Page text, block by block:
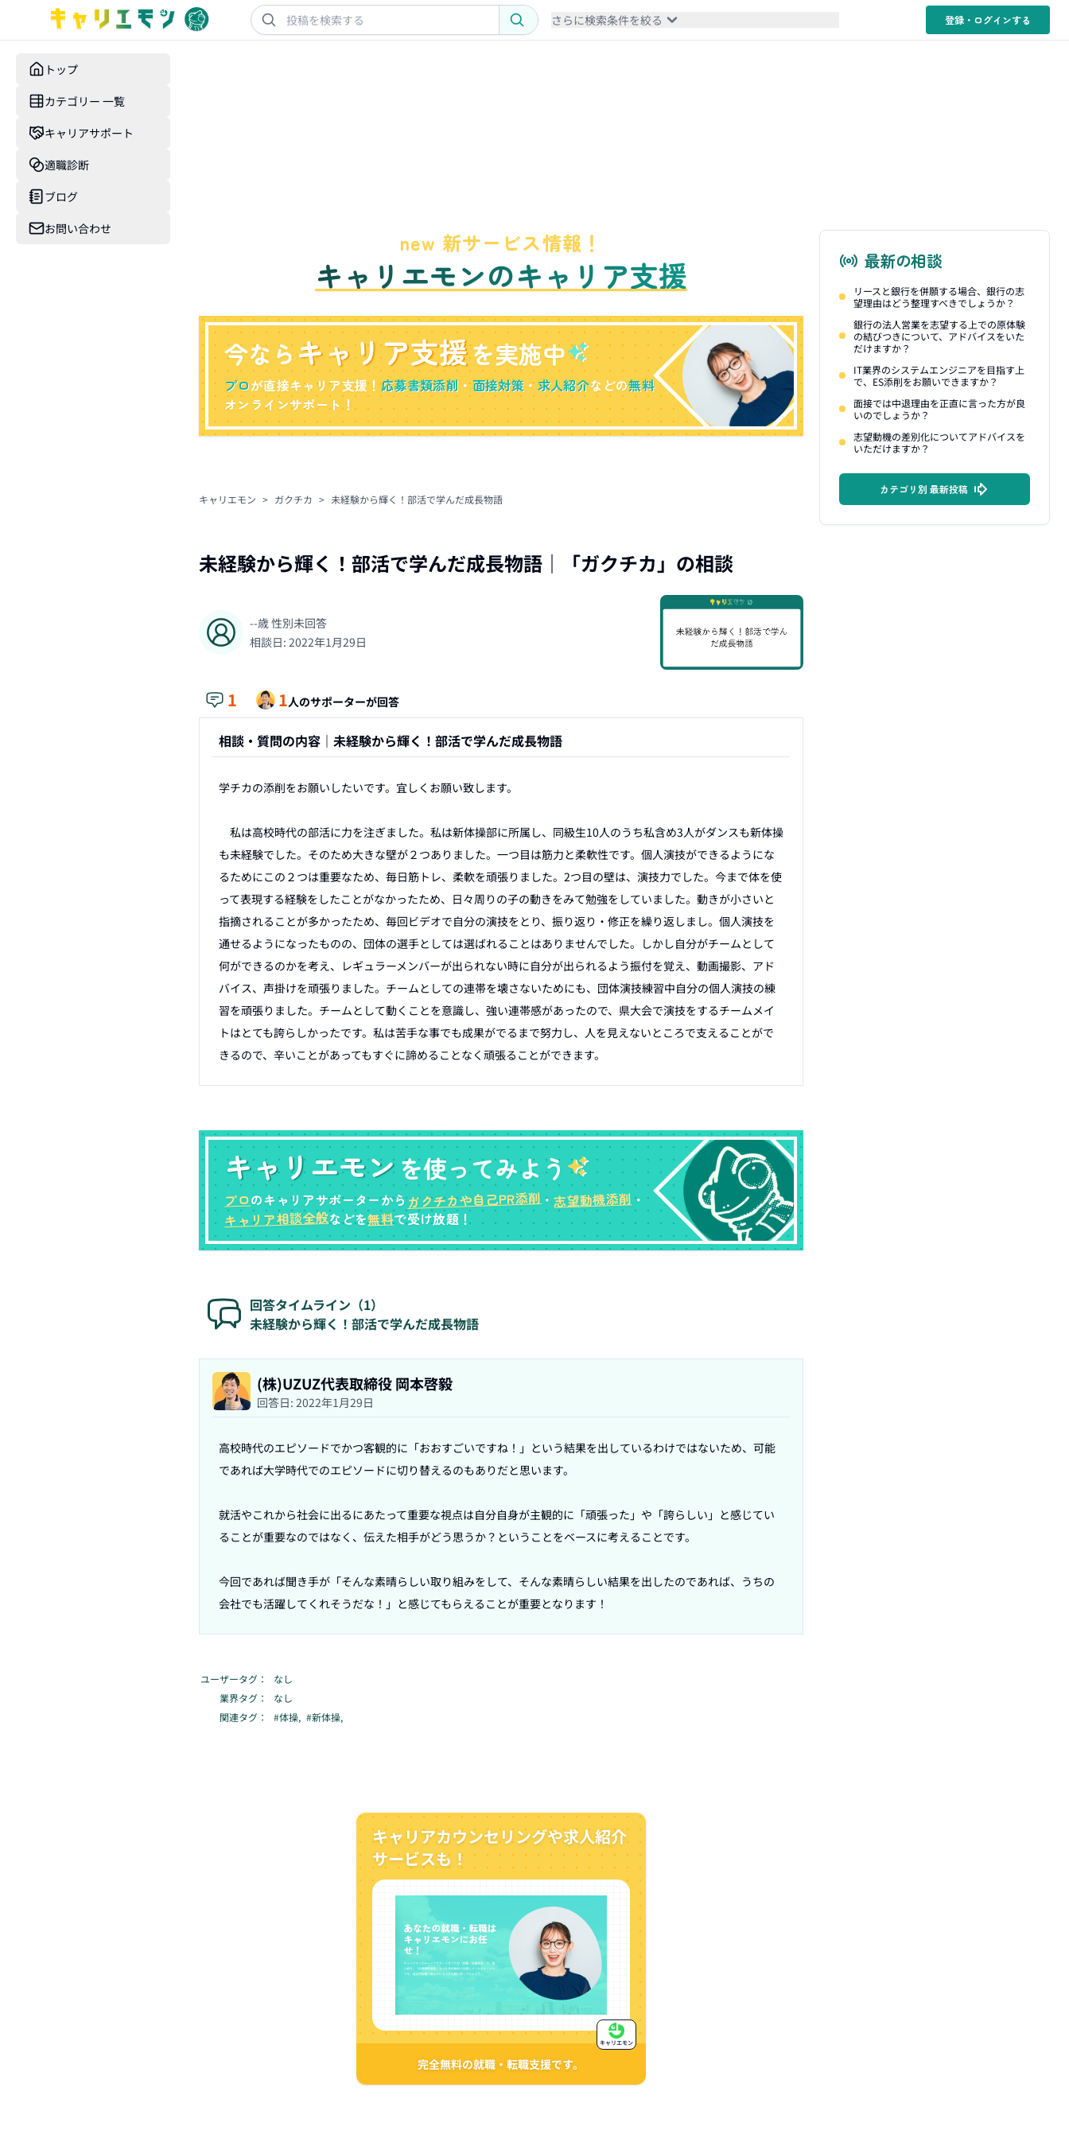
さらに検索条件を絞る 登録・ログインする
トップ
カテゴリー 一覧
キャリアサポート
適職診断
ブログ
お問い合わせ
new 新サービス情報！
キャリエモンのキャリア支援
今ならキャリア支援を実施中
プロが直接キャリア支援！応募書類添削 ・面接対策 ・求人紹介などの無料
オンラインサポート！
キャリエモン > ガクチカ > 未経験から輝く！部活で学んだ成長物語
未経験から輝く！部活で学んだ成長物語 ｜「ガクチカ 」の相談
--歳性別未回答
相談日: 2022年1月29日
1 1人のサポーターが回答
相談・質問の内容｜ 未経験から輝く！部活で学んだ成長物語
学チカの添削をお願いしたいです。宜しくお願い致します。
私は高校時代の部活に力を注ぎました。私は新体操部に所属し、同級生10人のうち私含め3人がダンスも新体操
も未経験でした。そのため大きな壁が２つありました。一つ目は筋力と柔軟性です。個人演技ができるようにな
るためにこの２つは重要なため、毎日筋トレ、柔軟を頑張りました。2つ目の壁は、演技力でした。今まで体を使
って表現する経験をしたことがなかったため、日々周りの子の動きをみて勉強をしていました。動きが小さいと
指摘されることが多かったため、毎回ビデオで自分の演技をとり、振り返り・修正を繰り返しまし。個人演技を
通せるようになったものの、団体の選手としては選ばれることはありませんでした。しかし自分がチームとして
何ができるのかを考え、レギュラーメンバーが出られない時に自分が出られるよう振付を覚え、動画撮影、アド
バイス、声掛けを頑張りました。チームとしての連帯を壊さないためにも、団体演技練習中自分の個人演技の練
習を頑張りました。チームとして動くことを意識し、強い連帯感があったので、県大会で演技をするチームメイ
トはとても誇らしかったです。私は苦手な事でも成果がでるまで努力し、人を見えないところで支えることがで
きるので、辛いことがあってもすぐに諦めることなく頑張ることができます。
キャリエモン を使ってみよう
プロのキャリアサポーターからガクチカや自己PR添削・志望動機添削・
キャリア相談全般などを無料で受け放題！
回答タイムライン（1）
未経験から輝く！部活で学んだ成長物語
(株)UZUZ代表取締役 岡本啓毅
回答日: 2022年1月29日
高校時代のエピソードでかつ客観的に「おおすごいですね！」という結果を出しているわけではないため、可能
であれば大学時代でのエピソードに切り替えるのもありだと思います。
就活やこれから社会に出るにあたって重要な視点は自分自身が主観的に「頑張った」や「誇らしい」と感じてい
ることが重要なのではなく、伝えた相手がどう思うか？ということをベースに考えることです。
今回であれば聞き手が「そんな素晴らしい取り組みをして、そんな素晴らしい結果を出したのであれば、うちの
会社でも活躍してくれそうだな！」と感じてもらえることが重要となります！
ユーザータグ：
なし
業界タグ：
なし
関連タグ：
#体操, #新体操,
キャリアカウンセリングや求人紹介
サービスも！
完全無料の就職・転職支援です。
キャリエモン
最新の相談
リースと銀行を併願する場合、銀行の志
望理由はどう整理すべきでしょうか？
銀行の法人営業を志望する上での原体験
の結びつきについて、アドバイスをいた
だけますか？
IT業界のシステムエンジニアを目指す上
で、ES添削をお願いできますか？
面接では中退理由を正直に言った方が良
いのでしょうか？
志望動機の差別化についてアドバイスを
いただけますか？
カテゴリ別 最新投稿